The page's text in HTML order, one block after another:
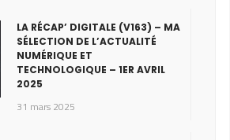
LA RÉCAP’ DIGITALE (V163) – MA
SÉLECTION DE L’ACTUALITÉ
NUMÉRIQUE ET
TECHNOLOGIQUE – 1ER AVRIL
2025
31 mars 2025